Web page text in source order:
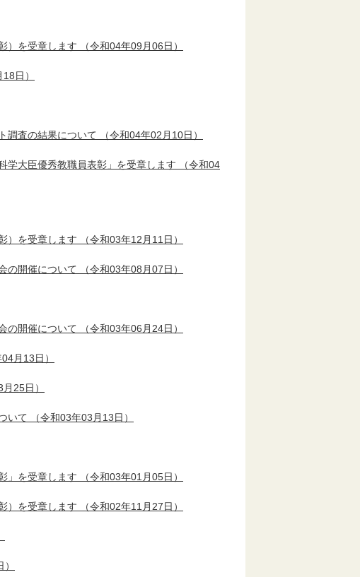
）を受章します （令和04年09月06日）
日）
調査の結果について （令和04年02月10日）
学大臣優秀教職員表彰」を受章します （令和04
）を受章します （令和03年12月11日）
の開催について （令和03年08月07日）
の開催について （令和03年06月24日）
月13日）
25日）
いて （令和03年03月13日）
」を受章します （令和03年01月05日）
）を受章します （令和02年11月27日）